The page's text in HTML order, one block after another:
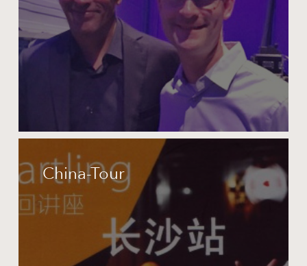
Yogeshwar
TourChina-Tour